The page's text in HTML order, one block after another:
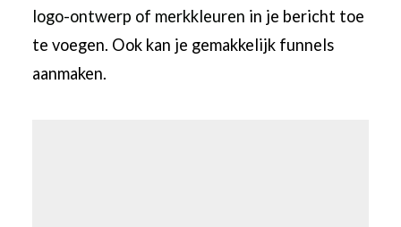
logo-ontwerp of merkkleuren in je bericht toe
te voegen. Ook kan je gemakkelijk funnels
aanmaken.